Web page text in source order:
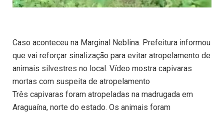
Caso aconteceu na Marginal Neblina. Prefeitura informou
que vai reforçar sinalização para evitar atropelamento de
animais silvestres no local. Vídeo mostra capivaras
mortas com suspeita de atropelamento
Três capivaras foram atropeladas na madrugada em
Araguaína, norte do estado. Os animais foram